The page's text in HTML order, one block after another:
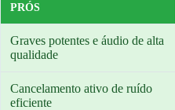
PRÓS
Graves potentes e áudio de alta
qualidade
Cancelamento ativo de ruído
eficiente